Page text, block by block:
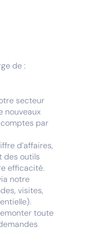
de :
secteur
nouveaux
par
d’affaires,
des outils
efficacité.
notre
visites,
toute